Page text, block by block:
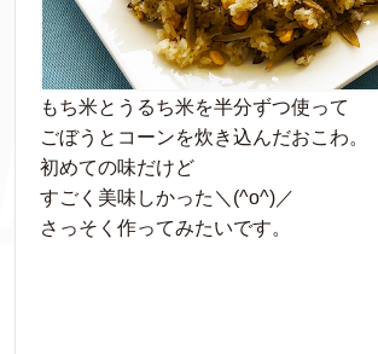
もち米とうるち米を半分ずつ使って
ごぼうとコーンを炊き込んだおこわ。
初めての味だけど
すごく美味しかった＼(^o^)／
さっそく作ってみたいです。